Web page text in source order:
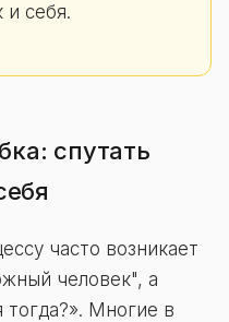
и себя.
спутать
часто возникает
человек", а
Многие в